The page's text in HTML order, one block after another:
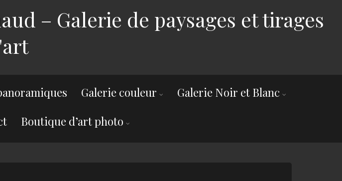
– Galerie de paysages et tirages
Galerie couleur
Galerie Noir et Blanc
Boutique d’art photo